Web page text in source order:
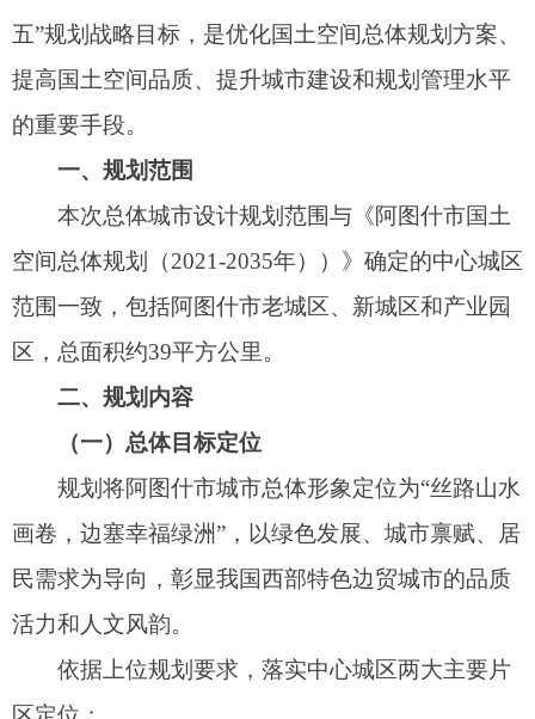
区，总面积约39平方公里。
二、规划内容
规划将阿图什市城市总体形象定位为“丝路山水
画卷，边塞幸福绿洲”，以绿色发展、城市禀赋、居
民需求为导向，彰显我国西部特色边贸城市的品质
活力和人文风韵。
依据上位规划要求，落实中心城区两大主要片
老城——政治文化商贸中心，新城——经济物
流科创中心。
（二）总体空间意象
基于城市自然地理格局和现状资源特征，确定
总体空间意象为：
五节点，田园抱城苑”。
（三）城市空间结构
在延续国土空间总体规划空间布局的基础上，
规划依托城市主要功能轴线、水绿开敞空间，串联